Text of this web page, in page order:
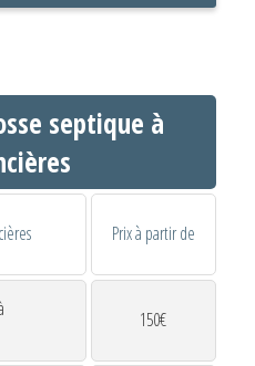
septique à
Prix à partir de
150€